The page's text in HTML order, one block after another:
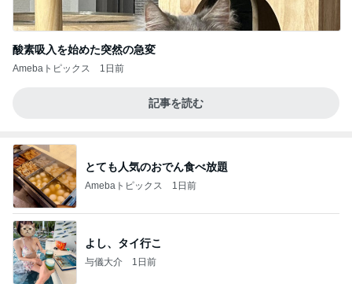
酸素吸入を始めた突然の急変
Amebaトピックス 1日前
記事を読む
とても人気のおでん食べ放題
Amebaトピックス 1日前
よし、タイ行こ
与儀大介 1日前